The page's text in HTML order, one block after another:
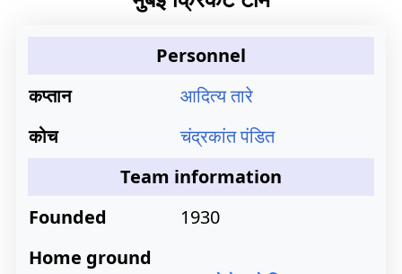
Personnel
कप्तान
आदित्य तारे
कोच
चंद्रकांत पंडित
Team information
Founded
1930
Home ground